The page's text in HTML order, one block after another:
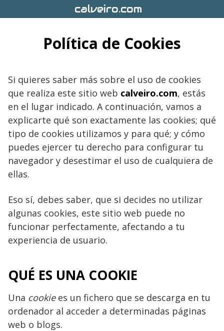
al
calveiro.com
Política de Cookies
Si quieres saber más sobre el uso de cookies
que realiza este sitio web calveiro.com, estás
en el lugar indicado. A continuación, vamos a
explicarte qué son exactamente las cookies; qué
tipo de cookies utilizamos y para qué; y cómo
puedes ejercer tu derecho para configurar tu
navegador y desestimar el uso de cualquiera de
ellas.
Eso sí, debes saber, que si decides no utilizar
algunas cookies, este sitio web puede no
funcionar perfectamente, afectando a tu
experiencia de usuario.
QUÉ ES UNA COOKIE
Una cookiees un fichero que se descarga en tu
ordenador al acceder a determinadas páginas
web o blogs.